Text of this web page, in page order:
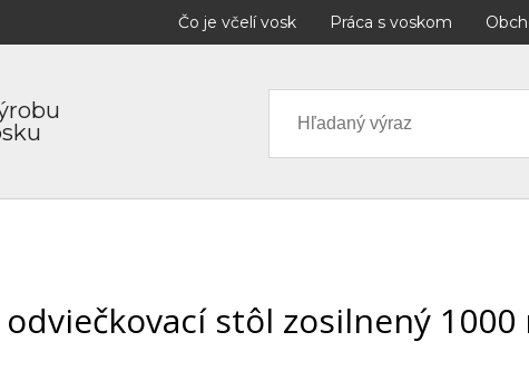
Čo je včelí vosk Práca s voskom
stôl zosilnený 1000